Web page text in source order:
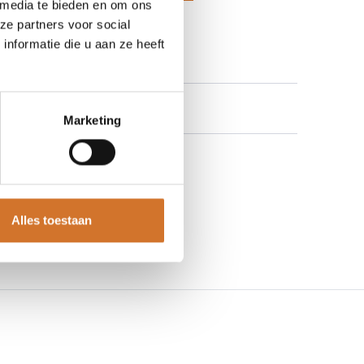
te bieden en om ons
partners voor social
die u aan ze heeft
Marketing
Alles toestaan
aan verlanglijst